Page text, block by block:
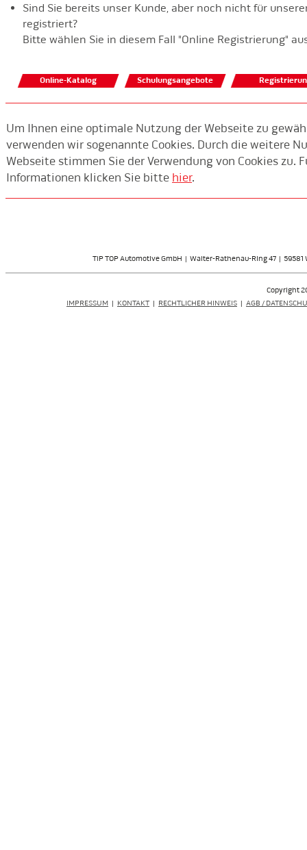
Sind Sie bereits unser Kunde, aber noch nicht für
registriert?
Bitte wählen Sie in diesem Fall "Online Registrierung"
Online-Katalog Schulungsangebote
Um Ihnen eine optimale Nutzung der Webseite zu
verwenden wir sogenannte Cookies. Durch die weitere
Webseite stimmen Sie der Verwendung von Cookies zu.
Informationen klicken Sie bitte hier.
TIP TOP Automotive GmbH | Walter-Rathenau-Ring 47 |
Copyright
IMPRESSUM | KONTAKT | RECHTLICHER HINWEIS | AGB /